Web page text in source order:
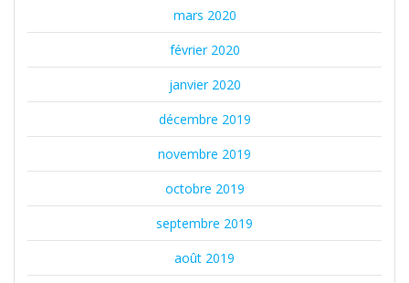
mars 2020
février 2020
janvier 2020
décembre 2019
novembre 2019
octobre 2019
septembre 2019
août 2019